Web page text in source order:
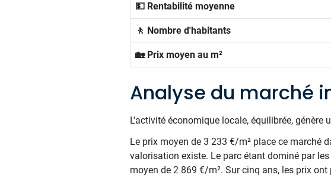
💵 Rentabilité moyenne
🚶 Nombre d'habitants
🏡 Prix moyen au m²
Analyse du marché
L'activité économique locale, équilibrée,
Le prix moyen de 3 233 €/m² place ce marché
valorisation existe. Le parc étant dominé par
moyen de 2 869 €/m². Sur cinq ans, les prix